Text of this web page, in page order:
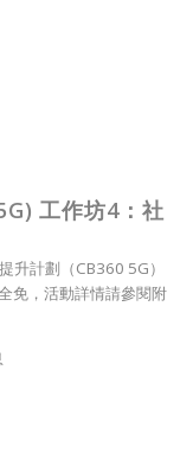
工作坊4：社
升計劃（CB360 5G）
免，活動詳情請參閱附